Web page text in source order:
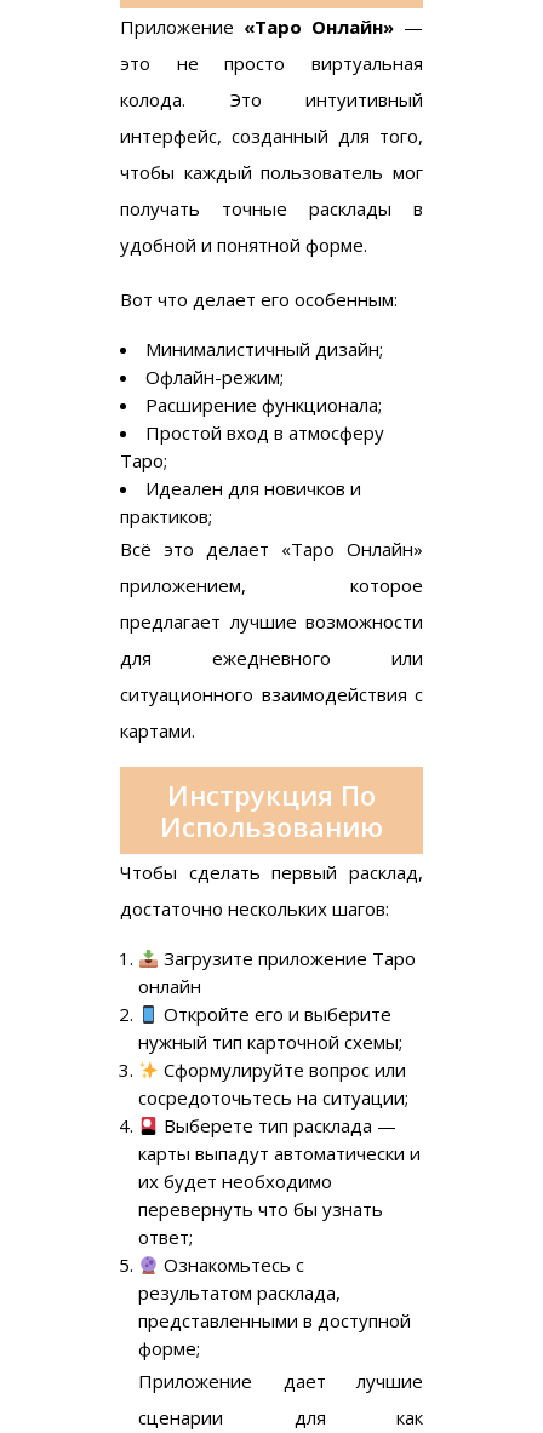
Приложение «Таро Онлайн» —
это не просто виртуальная
колода. Это интуитивный
интерфейс, созданный для того,
чтобы каждый пользователь мог
получать точные расклады в
удобной и понятной форме.
Вот что делает его особенным:
Минималистичный дизайн;
Офлайн-режим;
Расширение функционала;
Простой вход в атмосферу
Таро;
Идеален для новичков и
практиков;
Всё это делает «Таро Онлайн»
приложением, которое
предлагает лучшие возможности
для ежедневного или
ситуационного взаимодействия с
картами.
Инструкция По
Использованию
Чтобы сделать первый расклад,
достаточно нескольких шагов:
Загрузите приложение Таро
онлайн
Откройте его и выберите
нужный тип карточной схемы;
Сформулируйте вопрос или
сосредоточьтесь на ситуации;
Выберете тип расклада —
карты выпадут автоматически и
их будет необходимо
перевернуть что бы узнать
ответ;
Ознакомьтесь с
результатом расклада,
представленными в доступной
форме;
Приложение дает лучшие
сценарии для как